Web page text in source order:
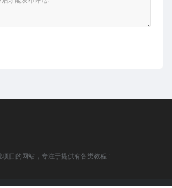
目的网站，专注于提供有各类教程！